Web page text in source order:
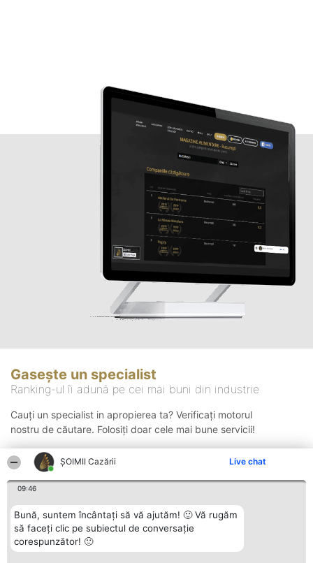
ȘOIMII Cazării Live chat
09:46
Bună, suntem încântați să vă ajutăm! 🙂 Vă rugăm
să faceți clic pe subiectul de conversație
corespunzător! 🙂
Gasește un specialist
Ranking-ul îi adună pe cei mai buni din industrie
Cauți un specialist in apropierea ta? Verificați motorul
nostru de căutare. Folosiți doar cele mai bune servicii!